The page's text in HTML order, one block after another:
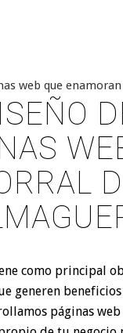
web que
como principal
generen
páginas